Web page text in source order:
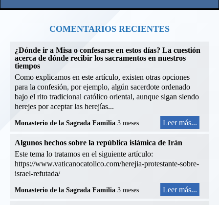
COMENTARIOS RECIENTES
¿Dónde ir a Misa o confesarse en estos días? La cuestión
acerca de dónde recibir los sacramentos en nuestros
tiempos
Como explicamos en este artículo, existen otras opciones
para la confesión, por ejemplo, algún sacerdote ordenado
bajo el rito tradicional católico oriental, aunque sigan siendo
herejes por aceptar las herejías...
Monasterio de la Sagrada Familia 3 meses Leer más...
Algunos hechos sobre la república islámica de Irán
Este tema lo tratamos en el siguiente artículo:
https://www.vaticanocatolico.com/herejia-protestante-sobre-
israel-refutada/
Monasterio de la Sagrada Familia 3 meses Leer más...